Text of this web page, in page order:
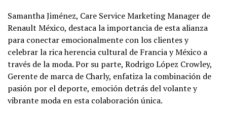
Samantha Jiménez, Care Service Marketing Manager de
Renault México, destaca la importancia de esta alianza
para conectar emocionalmente con los clientes y
celebrar la rica herencia cultural de Francia y México a
través de la moda. Por su parte, Rodrigo López Crowley,
Gerente de marca de Charly, enfatiza la combinación de
pasión por el deporte, emoción detrás del volante y
vibrante moda en esta colaboración única.